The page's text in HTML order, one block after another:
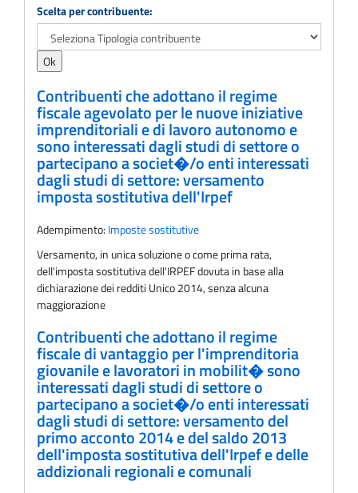
Adempimento
Scelta per contribuente:
Contribuenti che adottano il regime
fiscale agevolato per le nuove iniziative
imprenditoriali e di lavoro autonomo e
sono interessati dagli studi di settore o
partecipano a societ�/o enti interessati
dagli studi di settore: versamento
imposta sostitutiva dell'Irpef
Adempimento: Imposte sostitutive
Versamento, in unica soluzione o come prima rata,
dell'imposta sostitutiva dell'IRPEF dovuta in base alla
dichiarazione dei redditi Unico 2014, senza alcuna
maggiorazione
Contribuenti che adottano il regime
fiscale di vantaggio per l'imprenditoria
giovanile e lavoratori in mobilit� sono
interessati dagli studi di settore o
partecipano a societ�/o enti interessati
dagli studi di settore: versamento del
primo acconto 2014 e del saldo 2013
dell'imposta sostitutiva dell'Irpef e delle
addizionali regionali e comunali